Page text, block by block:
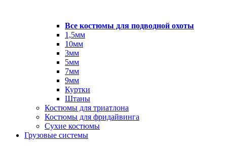
Все костюмы для подводной охоты
1,5мм
10мм
3мм
5мм
7мм
9мм
Куртки
Штаны
Костюмы для триатлона
Костюмы для фридайвинга
Сухие костюмы
Грузовые системы